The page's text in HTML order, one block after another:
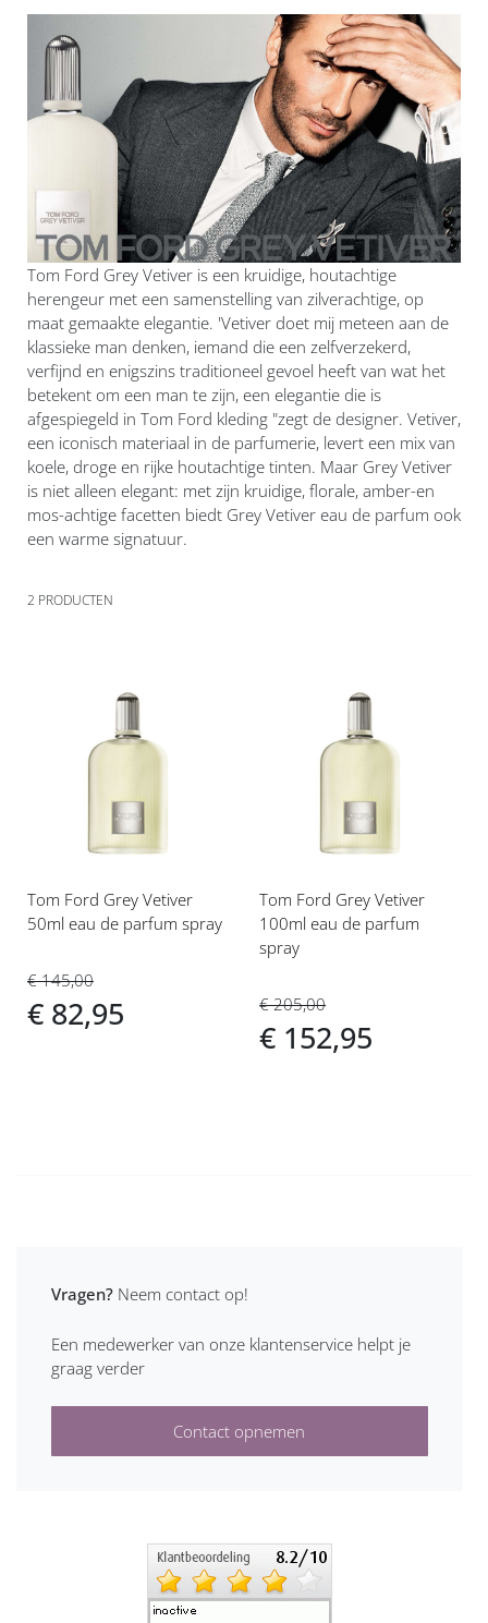
Tom Ford Grey Vetiver is een kruidige, houtachtige
herengeur met een samenstelling van zilverachtige, op
maat gemaakte elegantie. 'Vetiver doet mij meteen aan de
klassieke man denken, iemand die een zelfverzekerd,
verfijnd en enigszins traditioneel gevoel heeft van wat het
betekent om een ​​man te zijn, een elegantie die is
afgespiegeld in Tom Ford kleding "zegt de designer. Vetiver,
een iconisch materiaal in de parfumerie, levert een mix van
koele, droge en rijke houtachtige tinten. Maar Grey Vetiver
is niet alleen elegant: met zijn kruidige, florale, amber-en
mos-achtige facetten biedt Grey Vetiver eau de parfum ook
een warme signatuur.
2 PRODUCTEN
Tom Ford Grey Vetiver
50ml eau de parfum spray
€ 145,00
€ 82,95
Tom Ford Grey Vetiver
100ml eau de parfum
spray
€ 205,00
€ 152,95
Vragen? Neem contact op!
Een medewerker van onze klantenservice helpt je
graag verder
Contact opnemen